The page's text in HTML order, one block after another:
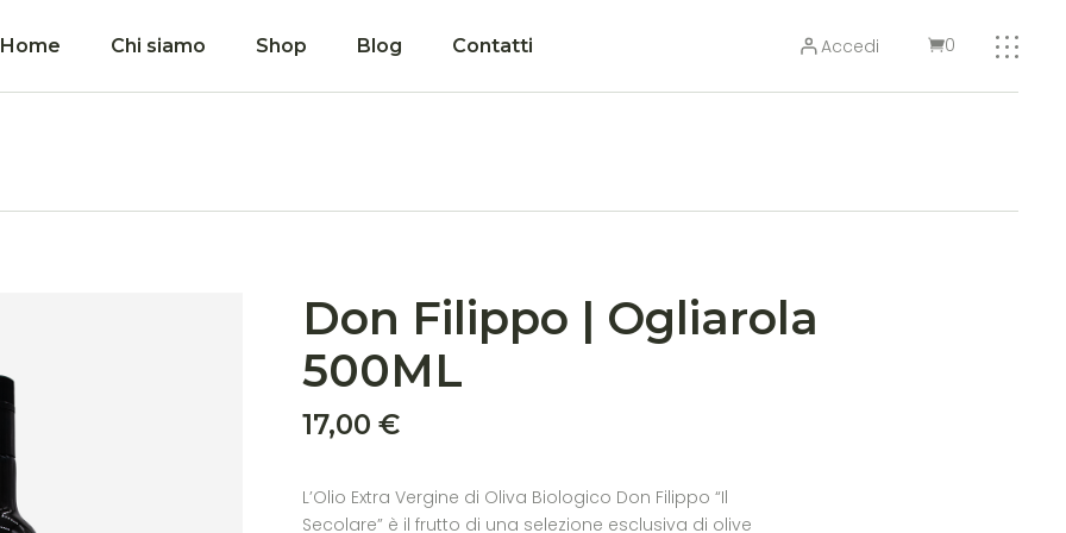
Home Chi siamo Shop Blog Contatti Accedi 0
Don Filippo | Ogliarola
500ML
17,00 €
L’Olio Extra Vergine di Oliva Biologico Don Filippo “Il
Secolare” è il frutto di una selezione esclusiva di olive